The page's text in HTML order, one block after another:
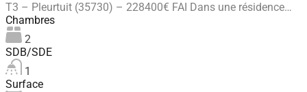
T3 – Pleurtuit (35730) – 228400€ FAI Dans une résidence…
Chambres
2
SDB/SDE
1
Surface